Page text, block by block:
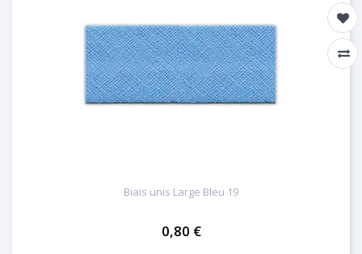
Biais unis Large Bleu 19
0,80 €